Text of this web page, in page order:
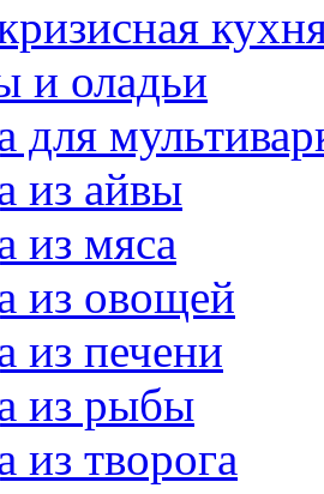
и оладьи
для
из айвы
из мяса
из овощей
из печени
из рыбы
из творога